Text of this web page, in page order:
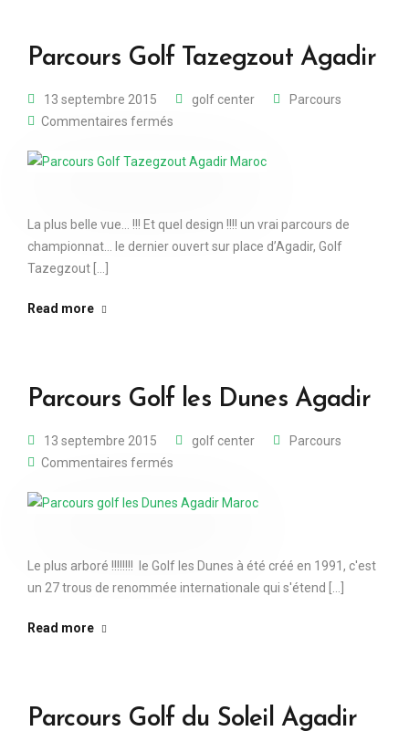
Parcours Golf Tazegzout Agadir
13 septembre 2015 golf center
Parcours
Commentaires fermés
La plus belle vue… !!! Et quel design !!!! un vrai parcours de
championnat… le dernier ouvert sur place d’Agadir, Golf
Tazegzout [...]
Read more
Parcours Golf les Dunes Agadir
13 septembre 2015 golf center
Parcours
Commentaires fermés
Le plus arboré !!!!!!!! le Golf les Dunes à été créé en 1991, c'est
un 27 trous de renommée internationale qui s'étend [...]
Read more
Parcours Golf du Soleil Agadir